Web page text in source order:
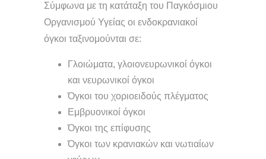
Σύμφωνα με τη κατάταξη του Παγκόσμιου
Οργανισμού Υγείας οι ενδοκρανιακοί
όγκοι ταξινομούνται σε:
Γλοιώματα, γλοιονευρωνικοί όγκοι
και νευρωνικοί όγκοι
Όγκοι του χοριοειδούς πλέγματος
Εμβρυονικοί όγκοι
Όγκοι της επίφυσης
Όγκοι των κρανιακών και νωτιαίων